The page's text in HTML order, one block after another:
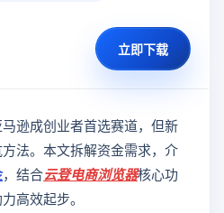
立即下载
逊成创业者首选赛道，但新
法。本文拆解资金需求，介
，结合云登电商浏览器核心功
高效起步。